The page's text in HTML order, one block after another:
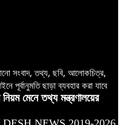
সংবাদ, তথ্য, ছবি, আলোকচিত্র,
পূর্বানুমতি ছাড়া ব্যবহার করা যাবে
নিয়ম মেনে তথ্য মন্ত্রণালয়ের